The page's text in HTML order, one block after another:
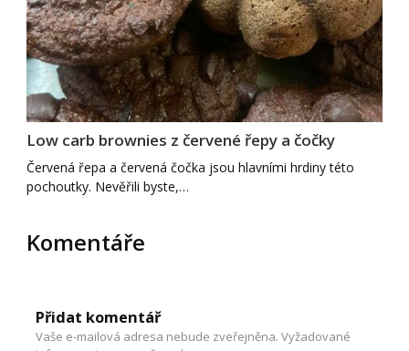
Low carb brownies z červené řepy a čočky
Červená řepa a červená čočka jsou hlavními hrdiny této
pochoutky. Nevěřili byste,…
Komentáře
Přidat komentář
Vaše e-mailová adresa nebude zveřejněna. Vyžadované